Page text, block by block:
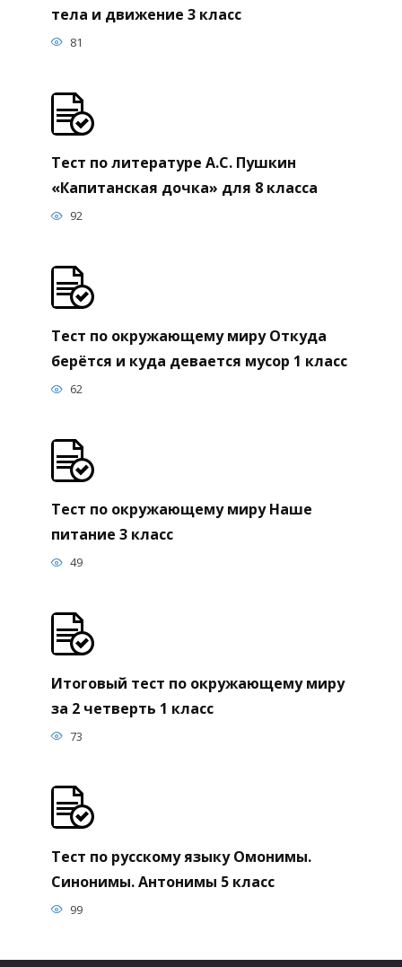
тела и движение 3 класс
81
Тест по литературе А.С. Пушкин
«Капитанская дочка» для 8 класса
92
Тест по окружающему миру Откуда
берётся и куда девается мусор 1 класс
62
Тест по окружающему миру Наше
питание 3 класс
49
Итоговый тест по окружающему миру
за 2 четверть 1 класс
73
Тест по русскому языку Омонимы.
Синонимы. Антонимы 5 класс
99